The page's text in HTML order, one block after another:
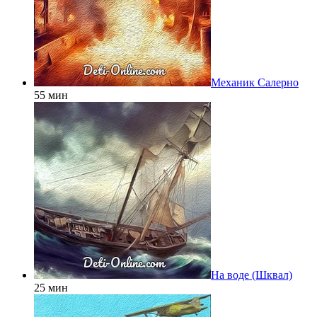
Механик Салерно
55 мин
На воде (Шквал)
25 мин